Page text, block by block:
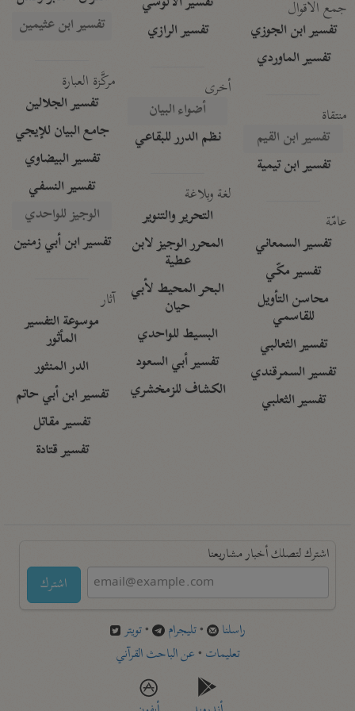
جمع الأقوال
تفسير ابن الجوزي
تفسير الماوردي
منتقاة
تفسير ابن القيم
تفسير ابن تيمية
عامّة
تفسير السمعاني
تفسير مكّي
محاسن التأويل
للقاسمي
تفسير الثعالبي
تفسير السمرقندي
تفسير الثعلبي
تفسير الرازي
أخرى
أضواء البيان
نظم الدرر للبقاعي
لغة وبلاغة
التحرير والتنوير
المحرر الوجيز لابن
عطية
البحر المحيط لأبي
حيان
البسيط للواحدي
تفسير أبي السعود
الكشاف للزمخشري
تفسير ابن عثيمين
مركَّزة العبارة
تفسير الجلالين
جامع البيان للإيجي
تفسير البيضاوي
تفسير النسفي
الوجيز للواحدي
تفسير ابن أبي زمنين
آثار
موسوعة التفسير
المأثور
الدر المنثور
تفسير ابن أبي حاتم
تفسير مقاتل
تفسير قتادة
اشترك لتصلك أخبار مشاريعنا
اشترك
راسلنا •تليجرام •تويتر
تعليمات •عن الباحث القرآني